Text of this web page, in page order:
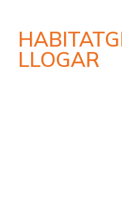
LLOGAR